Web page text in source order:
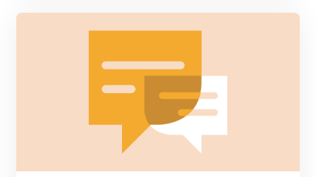
Afbeelding